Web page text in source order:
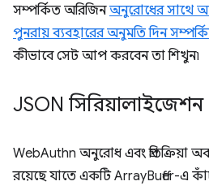
সম্পর্কিত অরিজিনঅনুরোধের সাথে
পুনরায় ব্যবহারের অনুমতি দিন
কীভাবে সেট আপ করবেন তা শিখুন৷
JSON সিরিয়ালাইজেশন
WebAuthn অনুরোধ এবং প্রতিক্রিয়া
রয়েছে যাতে একটি ArrayBuffer-এ